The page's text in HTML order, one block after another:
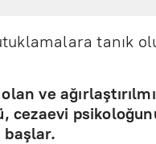
tanık
ve
cezaevi